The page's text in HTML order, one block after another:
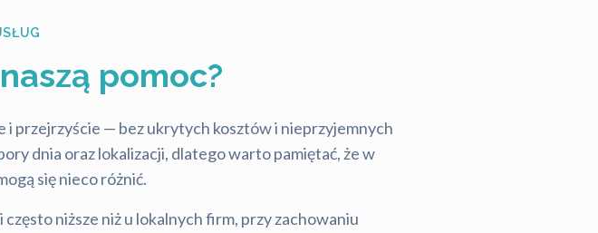
pomoc?
i przejrzyście — bez ukrytych kosztów i nieprzyjemnych
dnia oraz lokalizacji, dlatego warto pamiętać, że w
się nieco różnić.
niższe niż u lokalnych firm, przy zachowaniu